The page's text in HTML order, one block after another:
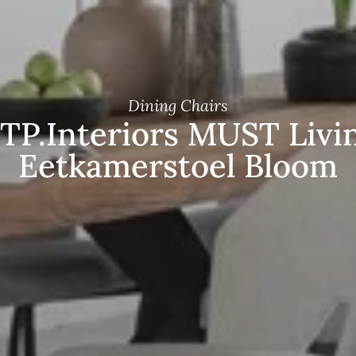
Dining Chairs
MUST
Eetkamerstoel Bloom